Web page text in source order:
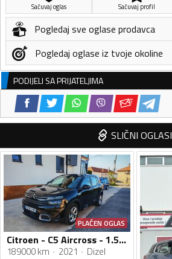
Sačuvaj oglas Sačuvaj profil
Pogledaj sve oglase prodavca
Pogledaj oglase iz tvoje okoline
PODIJELI SA PRIJATELJIMA
SLIČNI OGLASI
PLAĆEN OGLAS
Citroen - C5 Aircross - 1.5hdi, automatik
189000 km 2021 Dizel